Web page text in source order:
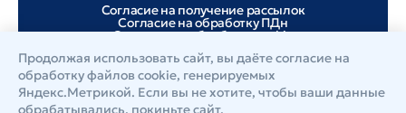
Согласие на получение рассылок
Согласие на обработку ПДн
Согласие на обработку cookie
Политика конфиденциальности
Продолжая использовать сайт, вы даёте согласие на
обработку файлов cookie, генерируемых
Яндекс.Метрикой. Если вы не хотите, чтобы ваши данные
обрабатывались, покиньте сайт.